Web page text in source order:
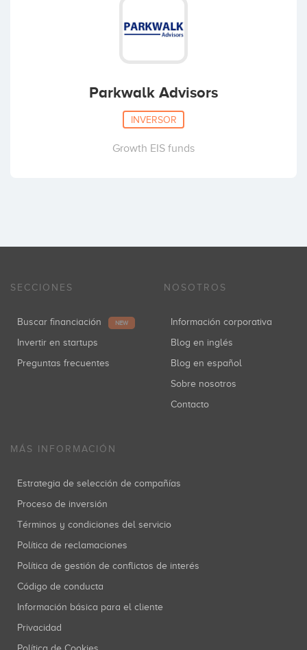
Parkwalk Advisors
INVERSOR
Growth EIS funds
SECCIONES
Buscar financiación NEW
Invertir en startups
Preguntas frecuentes
NOSOTROS
Información corporativa
Blog en inglés
Blog en español
Sobre nosotros
Contacto
MÁS INFORMACIÓN
Estrategia de selección de compañías
Proceso de inversión
Términos y condiciones del servicio
Política de reclamaciones
Política de gestión de conflictos de interés
Código de conducta
Información básica para el cliente
Privacidad